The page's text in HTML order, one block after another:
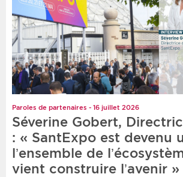
Paroles de partenaires - 16 juillet 2026
Séverine Gobert,
: « SantExpo est devenu
l’ensemble de
vient construire l’avenir »